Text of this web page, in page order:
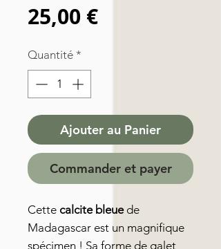
25,00 €Prix
Quantité *
Ajouter au Panier
Commander et payer
Cette calcite bleuede
Madagascar est un magnifique
spécimen ! Sa forme de galet